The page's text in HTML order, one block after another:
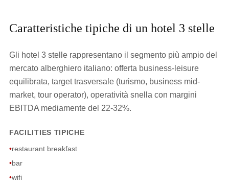
Caratteristiche tipiche di un hotel 3 stelle
Gli hotel 3 stelle rappresentano il segmento più ampio del
mercato alberghiero italiano: offerta business-leisure
equilibrata, target trasversale (turismo, business mid-
market, tour operator), operatività snella con margini
EBITDA mediamente del 22-32%.
FACILITIES TIPICHE
•restaurant breakfast
•bar
•wifi